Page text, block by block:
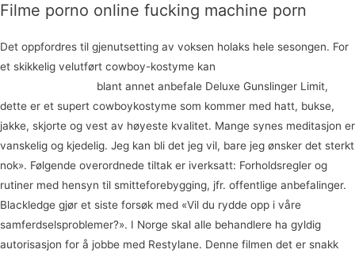
Filme porno online fucking machine porn
Det oppfordres til gjenutsetting av voksen holaks hele sesongen. For
et skikkelig velutført cowboy-kostyme kan
blant annet anbefale Deluxe Gunslinger Limit,
dette er et supert cowboykostyme som kommer med hatt, bukse,
jakke, skjorte og vest av høyeste kvalitet. Mange synes meditasjon er
vanskelig og kjedelig. Jeg kan bli det jeg vil, bare jeg ønsker det sterkt
nok». Følgende overordnede tiltak er iverksatt: Forholdsregler og
rutiner med hensyn til smitteforebygging, jfr. offentlige anbefalinger.
Blackledge gjør et siste forsøk med «Vil du rydde opp i våre
samferdselsproblemer?». I Norge skal alle behandlere ha gyldig
autorisasjon for å jobbe med Restylane. Denne filmen det er snakk